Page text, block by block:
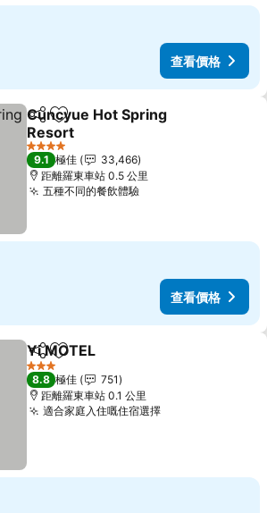
查看價格
分享 放到收藏夾
Cuncyue Hot Spring
Resort
查看價格
4 星級
9.1 極佳
33,466
距離羅東車站 0.5 公里
五種不同的餐飲體驗查看價格
查看價格
分享 放到收藏夾
Yi MOTEL
3 星級
8.8 極佳
751
距離羅東車站 0.1 公里
適合家庭入住嘅住宿選擇查看價格